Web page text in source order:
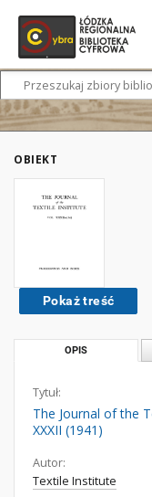
OBIEKT
Pokaż treść
OPIS
Tytuł:
The Journal of the
XXXII (1941)
Autor:
Textile Institute